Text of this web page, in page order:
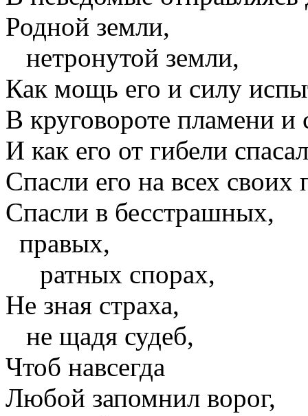
Родной земли,
нетронутой земли,
Как мощь его и силу
В круговороте пламени и
И как его от гибели
Спасли его на всех своих
Спасли в бесстрашных,
правых,
ратных спорах,
Не зная страха,
не щадя судеб,
Чтоб навсегда
Любой запомнил ворог,